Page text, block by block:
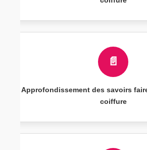
📄
Approfondissement des savoirs
coiffure